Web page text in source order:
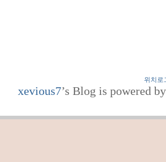
위치로
xevious7’s Blog is powered